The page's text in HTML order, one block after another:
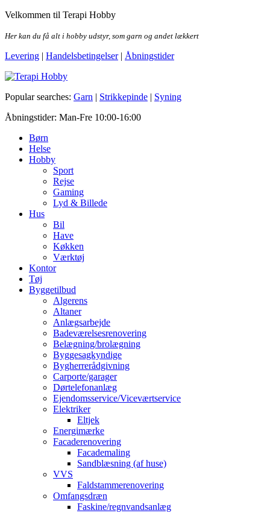
Skip
the
Velkommen til Terapi Hobby
Her kan du få alt i hobby udstyr, som garn og andet lækkert
Levering | Handelsbetingelser| Åbningstider
Terapi Hobby
Popular searches: Garn | Strikkepinde | Syning
Åbningstider: Man-Fre 10:00-16:00
Børn
Helse
Hobby
Sport
Rejse
Gaming
Lyd & Billede
Hus
Bil
Have
Køkken
Værktøj
Kontor
Tøj
Byggetilbud
Algerens
Altaner
Anlægsarbejde
Badeværelsesrenovering
Belægning/brolægning
Byggesagkyndige
Bygherrerådgivning
Carporte/garager
Dørtelefonanlæg
Ejendomsservice/Viceværtservice
Elektriker
Eltjek
Energimærke
Facaderenovering
Facademaling
Sandblæsning (af huse)
VVS
Faldstammerenovering
Omfangsdræn
Faskine/regnvandsanlæg